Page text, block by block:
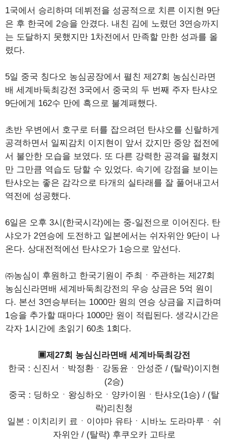
1국에서 승리하며 데뷔전을 성공적으로 치른 이지현 9단
은 후 한국에 2승을 안겼다. 내친 김에 노렸던 3연승까지
는 도달하지 못했지만 1차전에서 만족할 만한 성과를 올
렸다.
5일 중국 칭다오 농심공장에서 펼친 제27회 농심신라면
배 세계바둑최강전 3국에서 중국의 두 번째 주자 탄샤오
9단에게 162수 만에 흑으로 불계패했다.
초반 우변에서 호구로 터를 잡으려던 탄샤오를 신랄하게
공격하면서 일찌감치 이지현이 앞서 갔지만 중앙 접전에
서 불안한 모습을 보였다. 또 다른 강력한 공격을 펼쳤지
만 그만큼 역습도 당할 수 있었다. 속기에 강점을 보이는
탄샤오는 좋은 감각으로 타개의 실타래를 잘 풀어내고서
역전에 성공했다.
6일은 오후 3시(한국시각)에는 중-일전으로 이어진다. 탄
샤오가 2연승에 도전하고 일본에서는 쉬자위안 9단이 나
온다. 상대전적에선 탄샤오가 1승으로 앞선다.
㈜농심이 후원하고 한국기원이 주최ㆍ주관하는 제27회
농심신라면배 세계바둑최강전의 우승 상금은 5억 원이
다. 본선 3연승부터는 1000만 원의 연승 상금을 지급하며
1승을 추가할 때마다 1000만 원이 적립된다. 생각시간은
각자 1시간에 초읽기 60초 1회다.
▣제27회 농심신라면배 세계바둑최강전
한국 : 신진서ㆍ박정환ㆍ강동윤ㆍ안성준 / (탈락)이지현
(2승)
중국 : 딩하오ㆍ왕싱하오ㆍ양카이원ㆍ탄샤오(1승) / (탈
락)리친청
일본 : 이치리키 료ㆍ이야마 유타ㆍ시바노 도라마루ㆍ쉬
자위안 / (탈락) 후쿠오카 고타로